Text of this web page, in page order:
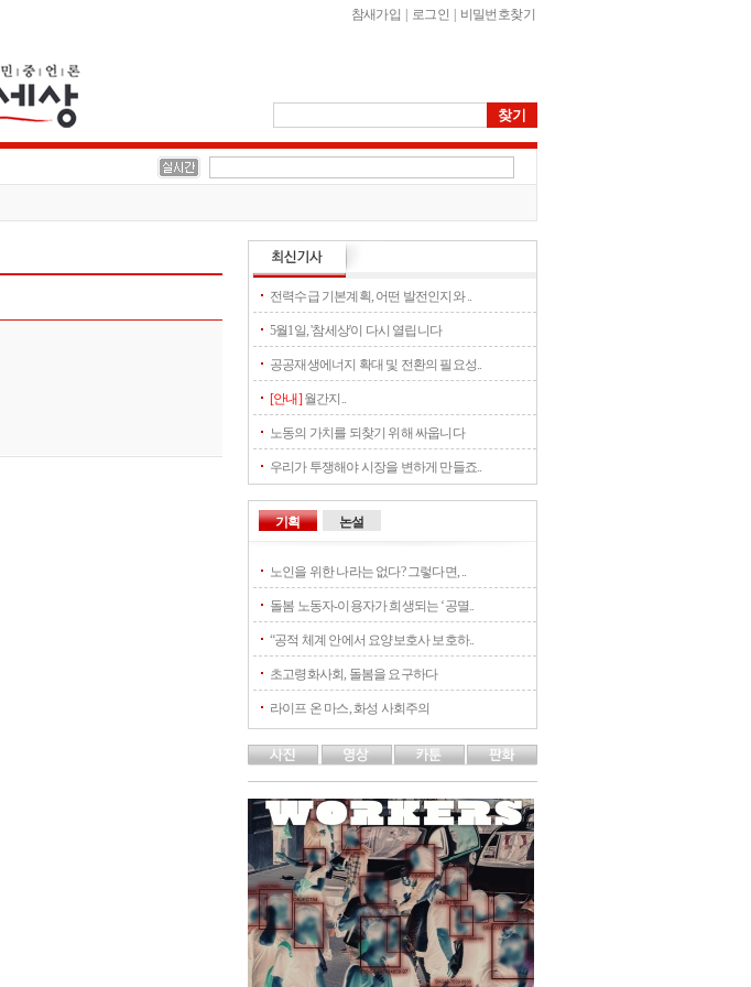
참새가입 로그인 비밀번호찾기
전력수급 기본계획, 어떤 발전인지와 ..
5월1일, '참세상'이 다시 열립니다
공공재생에너지 확대 및 전환의 필요성..
[안내]월간지..
노동의 가치를 되찾기 위해 싸웁니다
우리가 투쟁해야 시장을 변하게 만들죠..
기획
노인을 위한 나라는 없다? 그렇다면, ..
돌봄 노동자-이용자가 희생되는 ‘공멸..
“공적 체계 안에서 요양보호사 보호하..
초고령화사회, 돌봄을 요구하다
라이프 온 마스, 화성 사회주의
논설